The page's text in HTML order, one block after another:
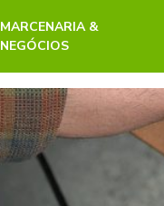
MARCENARIA &
NEGÓCIOS